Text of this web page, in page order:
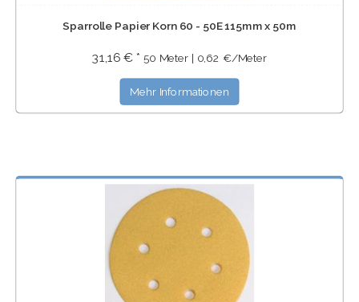
Sparrolle Papier Korn 60 - 50E 115mm x 50m
31,16 € * 50 Meter | 0,62 €/Meter
Mehr Informationen